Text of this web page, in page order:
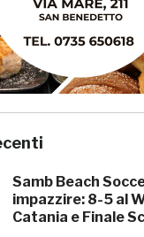
Samb Beach
impazzire: 8-5 al
Catania e Finale